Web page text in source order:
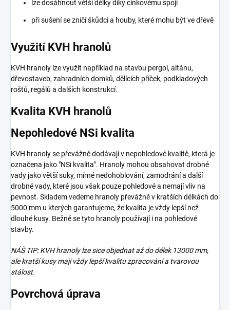
lze dosáhnout větší délky díky cinkovému spoji
při sušení se zničí škůdci a houby, které mohu být ve dřevě
Využití KVH hranolů
KVH hranoly lze využít například na stavbu pergol, altánu,
dřevostaveb, zahradních domků, dělících příček, podkladových
roštů, regálů a dalších konstrukcí.
Kvalita KVH hranolů
Nepohledové NSi kvalita
KVH hranoly se převážně dodávají v nepohledové kvalitě, která je
označena jako "NSi kvalita". Hranoly mohou obsahovat drobné
vady jako větší suky, mírné nedohoblování, zamodrání a další
drobné vady, které jsou však pouze pohledové a nemají vliv na
pevnost. Skladem vedeme hranoly převážně v kratších délkách do
5000 mm u kterých garantujeme, že kvalita je vždy lepší než
dlouhé kusy. Bežně se tyto hranoly používají i na pohledové
stavby.
NÁŠ TIP: KVH hranoly lze sice objednat až do délek 13000 mm,
ale kratší kusy mají vždy lepší kvalitu zpracování a tvarovou
stálost.
Povrchová úprava